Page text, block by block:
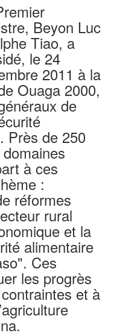
Beyon Luc
Tiao, a
le 24
2011 à la
Ouaga 2000,
de
Près de 250
à ces
:
réformes
rural
et la
alimentaire
Ces
les progrès
et à